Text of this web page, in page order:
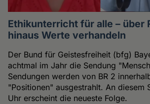
Ethikunterricht für alle – über
hinaus Werte verhandeln
Der Bund für Geistesfreiheit (bfg)
achtmal im Jahr die Sendung
Sendungen werden von BR 2
"Positionen" ausgestrahlt. An diesem
Uhr erscheint die neueste Folge.